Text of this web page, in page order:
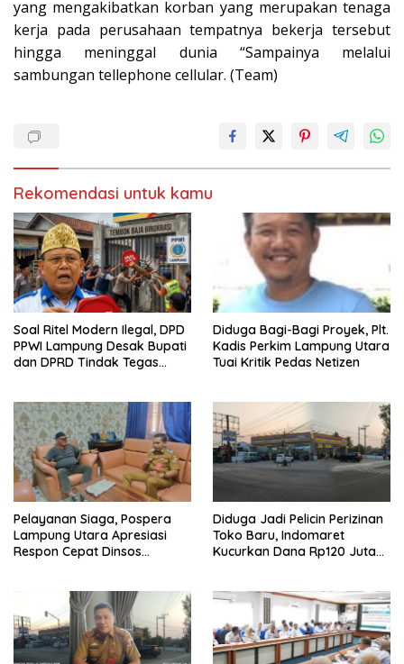
yang mengakibatkan korban yang merupakan tenaga
kerja pada perusahaan tempatnya bekerja tersebut
hingga meninggal dunia “Sampainya melalui
sambungan tellephone cellular. (Team)
Rekomendasi untuk kamu
Soal Ritel Modern Ilegal, DPD
PPWI Lampung Desak Bupati
dan DPRD Tindak Tegas
Diduga Bagi-Bagi Proyek, Plt.
Kadis Perkim Lampung Utara
Tuai Kritik Pedas Netizen
Pelayanan Siaga, Pospera
Lampung Utara Apresiasi
Respon Cepat Dinsos
‎Diduga Jadi Pelicin Perizinan
Toko Baru, Indomaret
Kucurkan Dana Rp120 Juta